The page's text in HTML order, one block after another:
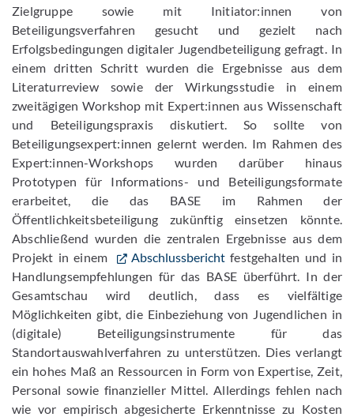
Zielgruppe sowie mit Initiator:innen von
Beteiligungsverfahren gesucht und gezielt nach
Erfolgsbedingungen digitaler Jugendbeteiligung gefragt. In
einem dritten Schritt wurden die Ergebnisse aus dem
Literaturreview sowie der Wirkungsstudie in einem
zweitägigen Workshop mit Expert:innen aus Wissenschaft
und Beteiligungspraxis diskutiert. So sollte von
Beteiligungsexpert:innen gelernt werden. Im Rahmen des
Expert:innen-Workshops wurden darüber hinaus
Prototypen für Informations- und Beteiligungsformate
erarbeitet, die das BASE im Rahmen der
Öffentlichkeitsbeteiligung zukünftig einsetzen könnte.
Abschließend wurden die zentralen Ergebnisse aus dem
Projekt in einem
Abschlussberichtfestgehalten und in
Handlungsempfehlungen für das BASE überführt. In der
Gesamtschau wird deutlich, dass es vielfältige
Möglichkeiten gibt, die Einbeziehung von Jugendlichen in
(digitale) Beteiligungsinstrumente für das
Standortauswahlverfahren zu unterstützen. Dies verlangt
ein hohes Maß an Ressourcen in Form von Expertise, Zeit,
Personal sowie finanzieller Mittel. Allerdings fehlen nach
wie vor empirisch abgesicherte Erkenntnisse zu Kosten